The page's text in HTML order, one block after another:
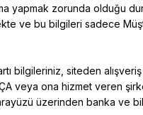
yapmak zorunda olduğu
ve bu bilgileri sadece
bilgileriniz, siteden
veya ona hizmet veren
üzerinden banka ve